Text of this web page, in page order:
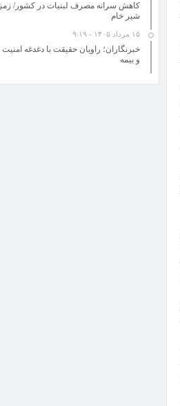
کاهش سرانه مصرف لبنیات در کشور/
شیر خام
۱۵ مرداد ۱۴۰۵ - ۹:۱۹
خبرنگاران؛ راویان حقیقت با دغدغه
و بیمه